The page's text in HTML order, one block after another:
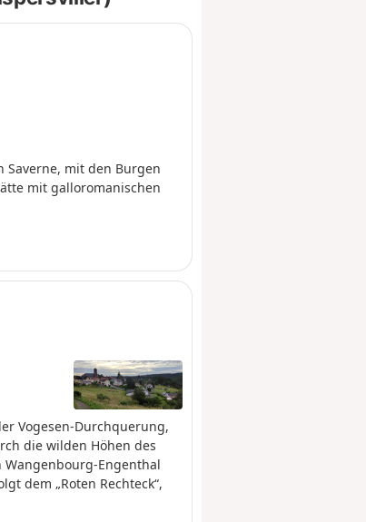
Saverne, mit den Burgen
mit galloromanischen
Vogesen-Durchquerung,
die wilden Höhen des
Wangenbourg-Engenthal
dem „Roten Rechteck“,